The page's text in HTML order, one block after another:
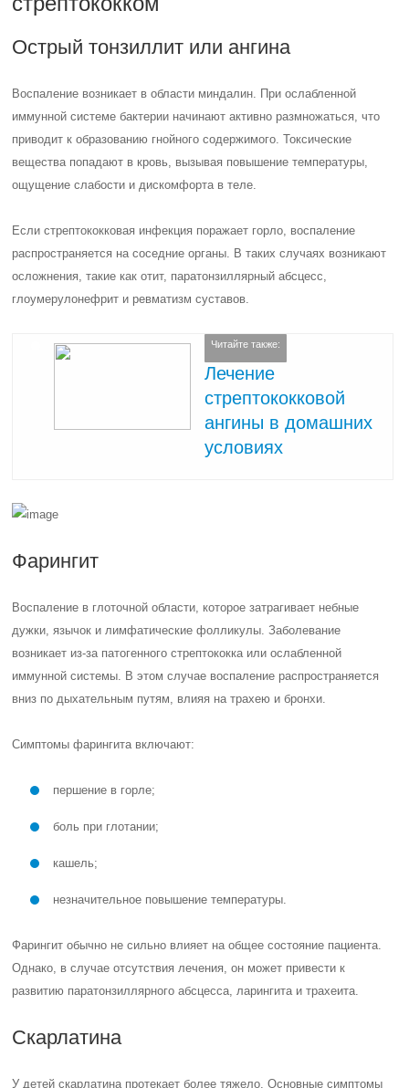
Острый тонзиллит или ангина
Воспаление возникает в области миндалин. При ослабленной
иммунной системе бактерии начинают активно размножаться, что
приводит к образованию гнойного содержимого. Токсические
вещества попадают в кровь, вызывая повышение температуры,
ощущение слабости и дискомфорта в теле.
Если стрептококковая инфекция поражает горло, воспаление
распространяется на соседние органы. В таких случаях возникают
осложнения, такие как отит, паратонзиллярный абсцесс,
глоумерулонефрит и ревматизм суставов.
Читайте также:
Лечение
стрептококковой
ангины в домашних
условиях
Фарингит
Воспаление в глоточной области, которое затрагивает небные
дужки, язычок и лимфатические фолликулы. Заболевание
возникает из-за патогенного стрептококка или ослабленной
иммунной системы. В этом случае воспаление распространяется
вниз по дыхательным путям, влияя на трахею и бронхи.
Симптомы фарингита включают:
першение в горле;
боль при глотании;
кашель;
незначительное повышение температуры.
Фарингит обычно не сильно влияет на общее состояние пациента.
Однако, в случае отсутствия лечения, он может привести к
развитию паратонзиллярного абсцесса, ларингита и трахеита.
Скарлатина
У детей скарлатина протекает более тяжело. Основные симптомы